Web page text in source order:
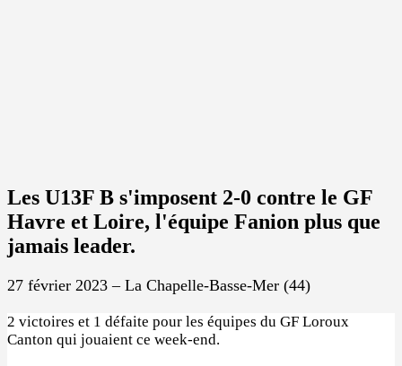
Les U13F B s'imposent 2-0 contre le GF
Havre et Loire, l'équipe Fanion plus que
jamais leader.
27 février 2023 – La Chapelle-Basse-Mer (44)
2 victoires et 1 défaite pour les équipes du GF Loroux
Canton qui jouaient ce week-end.